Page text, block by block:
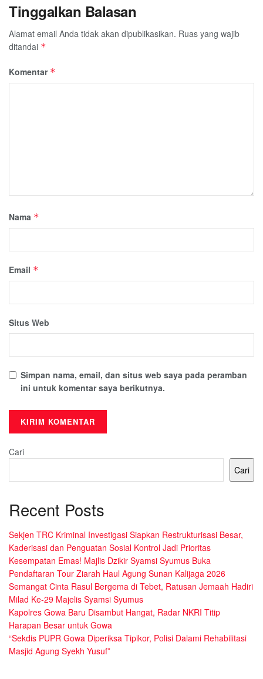
Tinggalkan Balasan
Alamat email Anda tidak akan dipublikasikan. Ruas yang wajib
ditandai *
Komentar *
Nama *
Email *
Situs Web
Simpan nama, email, dan situs web saya pada peramban
ini untuk komentar saya berikutnya.
Cari
Cari
Recent Posts
Sekjen TRC Kriminal Investigasi Siapkan Restrukturisasi Besar,
Kaderisasi dan Penguatan Sosial Kontrol Jadi Prioritas
Kesempatan Emas! Majlis Dzikir Syamsi Syumus Buka
Pendaftaran Tour Ziarah Haul Agung Sunan Kalijaga 2026
Semangat Cinta Rasul Bergema di Tebet, Ratusan Jemaah Hadiri
Milad Ke-29 Majelis Syamsi Syumus
Kapolres Gowa Baru Disambut Hangat, Radar NKRI Titip
Harapan Besar untuk Gowa
“Sekdis PUPR Gowa Diperiksa Tipikor, Polisi Dalami Rehabilitasi
Masjid Agung Syekh Yusuf”